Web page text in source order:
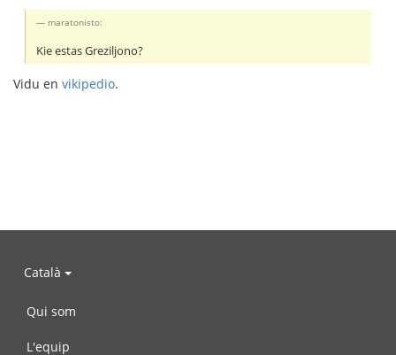
maratonisto:
Kie estas Greziljono?
Vidu en vikipedio.
Català
Qui som
L'equip